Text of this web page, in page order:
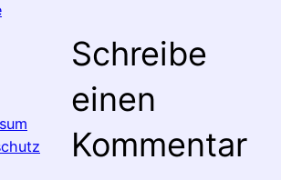
Schreibe
einen
Kommentar